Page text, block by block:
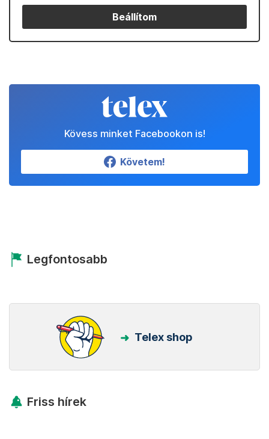
Beállítom
Kövess minket Facebookon is!
Követem!
Legfontosabb
Telex shop
Friss hírek